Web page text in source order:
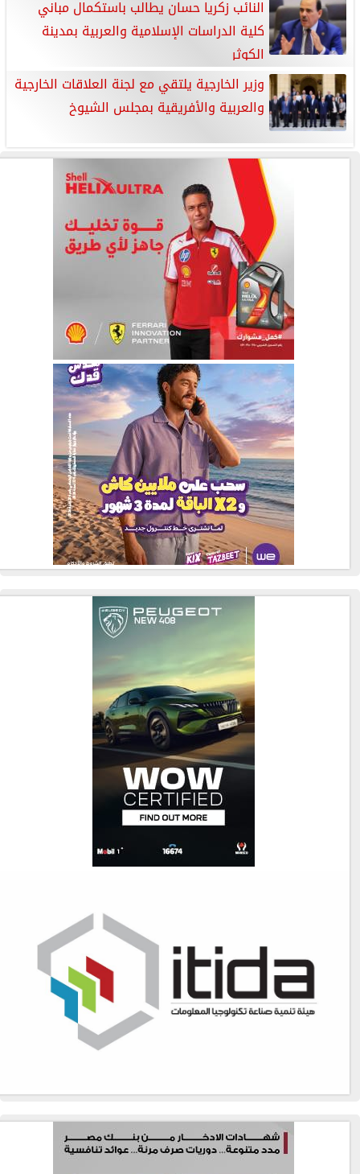
النائب زكريا حسان يطالب باستكمال مباني
كلية الدراسات الإسلامية والعربية بمدينة
الكوثر
وزير الخارجية يلتقي مع لجنة العلاقات الخارجية
والعربية والأفريقية بمجلس الشيوخ